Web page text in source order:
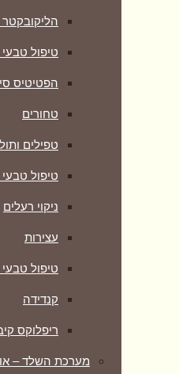
הליקובקטר
טיפול טבעי
הפטיטיס
טחורים
טפילים
טיפול טבעי
ניקוי רעלים
עצירות
טיפול
קנדידה
ריפלוקס
מערכת השלד –